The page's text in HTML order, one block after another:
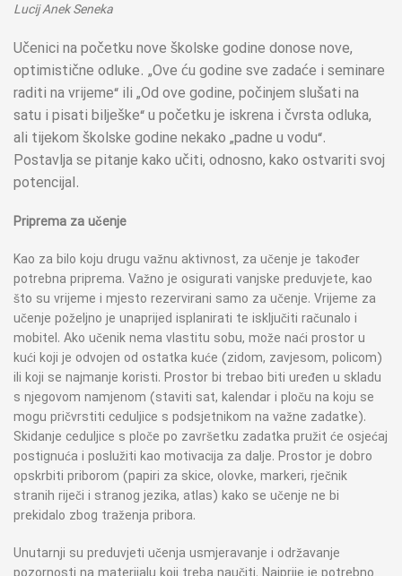
Lucij Anek Seneka
Učenici na početku nove školske godine donose nove,
optimistične odluke. „Ove ću godine sve zadaće i seminare
raditi na vrijeme“ ili „Od ove godine, počinjem slušati na
satu i pisati bilješke“ u početku je iskrena i čvrsta odluka,
ali tijekom školske godine nekako „padne u vodu“.
Postavlja se pitanje kako učiti, odnosno, kako ostvariti svoj
potencijal.
Priprema za učenje
Kao za bilo koju drugu važnu aktivnost, za učenje je također
potrebna priprema. Važno je osigurati vanjske preduvjete, kao
što su vrijeme i mjesto rezervirani samo za učenje. Vrijeme za
učenje poželjno je unaprijed isplanirati te isključiti računalo i
mobitel. Ako učenik nema vlastitu sobu, može naći prostor u
kući koji je odvojen od ostatka kuće (zidom, zavjesom, policom)
ili koji se najmanje koristi. Prostor bi trebao biti uređen u skladu
s njegovom namjenom (staviti sat, kalendar i ploču na koju se
mogu pričvrstiti ceduljice s podsjetnikom na važne zadatke).
Skidanje ceduljice s ploče po završetku zadatka pružit će osjećaj
postignuća i poslužiti kao motivacija za dalje. Prostor je dobro
opskrbiti priborom (papiri za skice, olovke, markeri, rječnik
stranih riječi i stranog jezika, atlas) kako se učenje ne bi
prekidalo zbog traženja pribora.
Unutarnji su preduvjeti učenja usmjeravanje i održavanje